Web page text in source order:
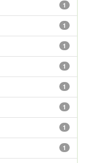
1
1
1
1
1
1
1
1